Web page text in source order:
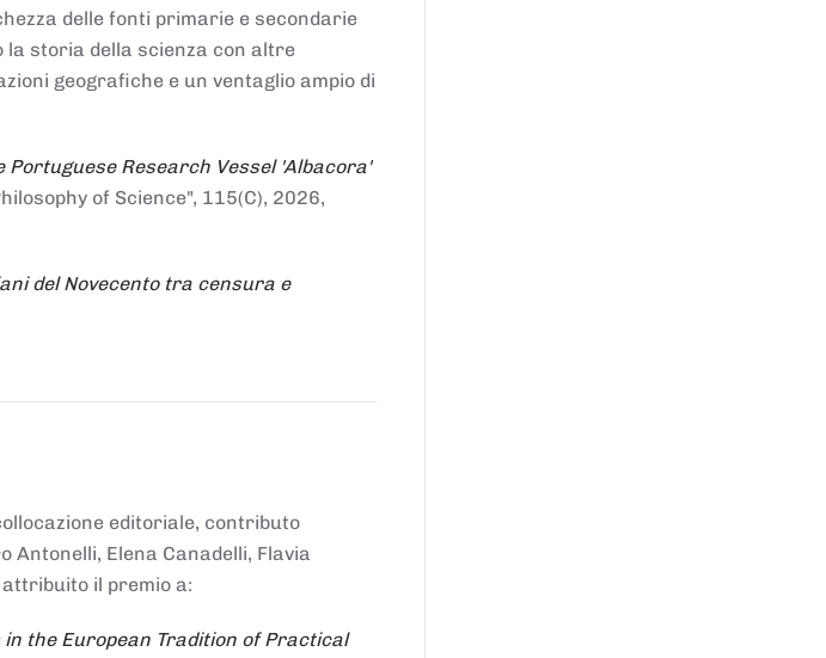
delle fonti primarie e secondarie
la storia della scienza con altre
geografiche e un ventaglio ampio di
Research Vessel 'Albacora'
of Science", 115(C), 2026,
del Novecento tra censura e
editoriale, contributo
Antonelli, Elena Canadelli, Flavia
attribuito il premio a:
the European Tradition of Practical